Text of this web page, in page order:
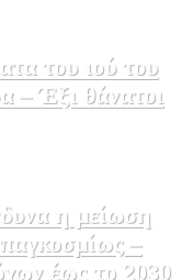
του ιού του
– Έξι θάνατοι
η μείωση
–
έως το 2030